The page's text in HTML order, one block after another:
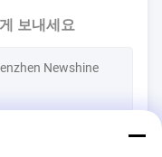
보내세요